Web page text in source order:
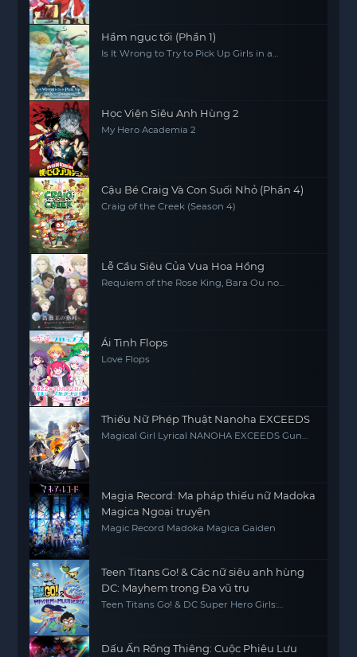
Hầm ngục tối (Phần 1)
Is It Wrong to Try to Pick Up Girls in a
Học Viện Siêu Anh Hùng 2
My Hero Academia 2
Cậu Bé Craig Và Con Suối Nhỏ (Phần 4)
Craig of the Creek (Season 4)
Lễ Cầu Siêu Của Vua Hoa Hồng
Requiem of the Rose King, Bara Ou no
Ái Tình Flops
Love Flops
Thiếu Nữ Phép Thuật Nanoha EXCEEDS
Magical Girl Lyrical NANOHA EXCEEDS Gun
Magia Record: Ma pháp thiếu nữ Madoka
Magica Ngoại truyện
Magic Record Madoka Magica Gaiden
Teen Titans Go! & Các nữ siêu anh hùng
DC: Mayhem trong Đa vũ trụ
Teen Titans Go! & DC Super Hero Girls:
Dấu Ấn Rồng Thiêng: Cuộc Phiêu Lưu